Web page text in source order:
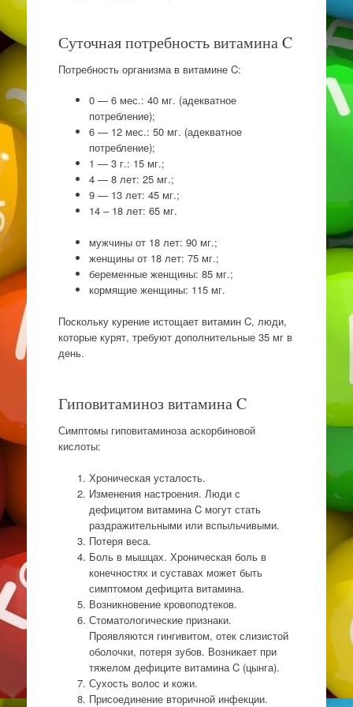
Суточная потребность витамина C
Потребность организма в витамине C:
0 — 6 мес.: 40 мг. (адекватное
потребление);
6 — 12 мес.: 50 мг. (адекватное
потребление);
1 — 3 г.: 15 мг.;
4 — 8 лет: 25 мг.;
9 — 13 лет: 45 мг.;
14 – 18 лет: 65 мг.
мужчины от 18 лет: 90 мг.;
женщины от 18 лет: 75 мг.;
беременные женщины: 85 мг.;
кормящие женщины: 115 мг.
Поскольку курение истощает витамин C, люди,
которые курят, требуют дополнительные 35 мг в
день.
Гиповитаминоз витамина C
Симптомы гиповитаминоза аскорбиновой
кислоты:
Хроническая усталость.
Изменения настроения. Люди с
дефицитом витамина C могут стать
раздражительными или вспыльчивыми.
Потеря веса.
Боль в мышцах. Хроническая боль в
конечностях и суставах может быть
симптомом дефицита витамина.
Возникновение кровоподтеков.
Стоматологические признаки.
Проявляются гингивитом, отек слизистой
оболочки, потеря зубов. Возникает при
тяжелом дефиците витамина C (цынга).
Сухость волос и кожи.
Присоединение вторичной инфекции.